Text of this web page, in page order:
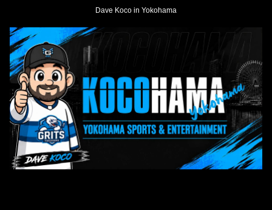
Dave Koco in Yokohama